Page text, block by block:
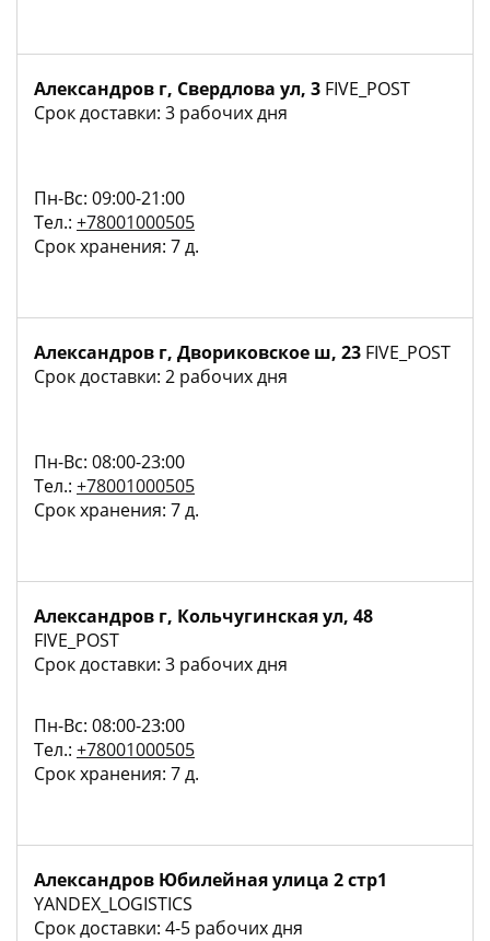
Александров г, Свердлова ул, 3 FIVE_POST
Срок доставки: 3 рабочих дня
Пн-Вс: 09:00-21:00
Тел.: +78001000505
Срок хранения: 7 д.
Александров г, Двориковское ш, 23 FIVE_POST
Срок доставки: 2 рабочих дня
Пн-Вс: 08:00-23:00
Тел.: +78001000505
Срок хранения: 7 д.
Александров г, Кольчугинская ул, 48
FIVE_POST
Срок доставки: 3 рабочих дня
Пн-Вс: 08:00-23:00
Тел.: +78001000505
Срок хранения: 7 д.
Александров Юбилейная улица 2 стр1
YANDEX_LOGISTICS
Срок доставки: 4-5 рабочих дня